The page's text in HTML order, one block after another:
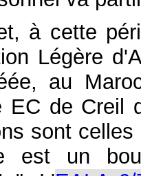
à cette
Légère
au
EC de Creil
sont
est un